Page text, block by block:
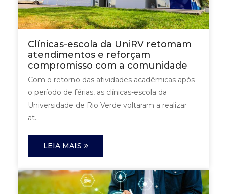
Clínicas-escola da UniRV retomam
atendimentos e reforçam
compromisso com a comunidade
Com o retorno das atividades acadêmicas após
o período de férias, as clínicas-escola da
Universidade de Rio Verde voltaram a realizar
at...
LEIA MAIS